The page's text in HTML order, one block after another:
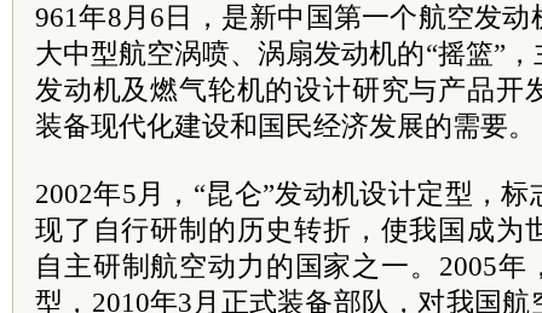
961年8月6日，是新中国第一个航空发
大中型航空涡喷、涡扇发动机的“摇篮”
发动机及燃气轮机的设计研究与产品开
装备现代化建设和国民经济发展的需要。
2002年5月，“昆仑”发动机设计定型，
现了自行研制的历史转折，使我国成为
自主研制航空动力的国家之一。2005年
型，2010年3月正式装备部队，对我国